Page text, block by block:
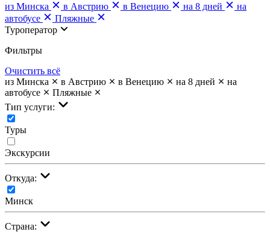
из Минска
в Австрию в Венецию на 8 дней
на
автобусе
Пляжные
Туроператор
Фильтры
Очистить всё
из Минска
в Австрию в Венецию на 8 дней
на
автобусе
Пляжные
Тип услуги:
Туры
Экскурсии
Откуда:
Минск
Страна: